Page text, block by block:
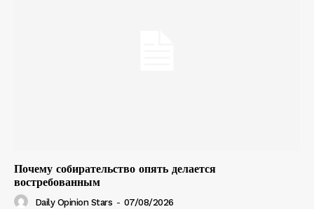
Почему собирательство опять делается
востребованным
Daily Opinion Stars - 07/08/2026